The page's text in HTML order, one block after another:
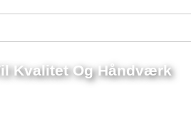
Kvalitet Og Håndværk